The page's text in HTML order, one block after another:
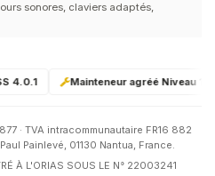
sonores, claviers adaptés,
4.0.1 Mainteneur agréé Niveau 1 &
· TVA intracommunautaire FR16 882
Painlevé, 01130 Nantua, France.
À L'ORIAS SOUS LE N° 22003241